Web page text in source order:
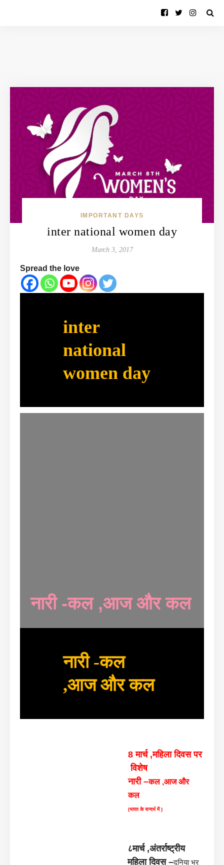
IMPORTANT DAYS
inter national women day
March 3, 2017
Spread the love
inter
national
women day
नारी -कल ,आज और कल
नारी -कल
,आज और कल
8 मार्च ,महिला दिवस पर
विशेष
नारी –कल ,आज और
कल
(भारत के सन्दर्भ में )
८मार्च ,अंतर्राष्ट्रीय
महिला दिवस –दुनिया भर